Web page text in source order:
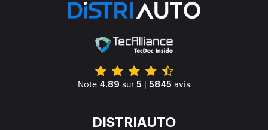
Note 4.89 sur 5 | 5845 avis
DISTRIAUTO